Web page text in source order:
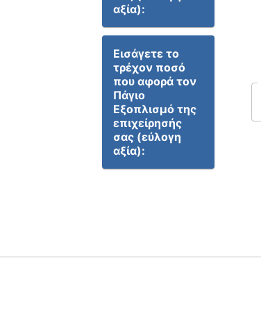
αξία):
Εισάγετε το
τρέχον ποσό
που αφορά τον
Πάγιο
Εξοπλισμό της
επιχείρησής
σας (εύλογη
αξία):